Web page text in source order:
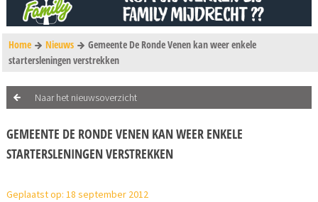
Home Nieuws
Gemeente De Ronde Venen kan weer enkele
startersleningen verstrekken
Naar het nieuwsoverzicht
GEMEENTE DE RONDE VENEN KAN WEER ENKELE
STARTERSLENINGEN VERSTREKKEN
Geplaatst op: 18 september 2012